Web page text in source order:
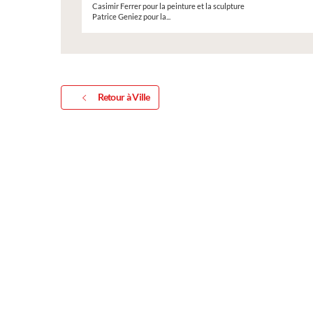
Casimir Ferrer pour la peinture et la sculpture
Patrice Geniez pour la...
Retour à Ville